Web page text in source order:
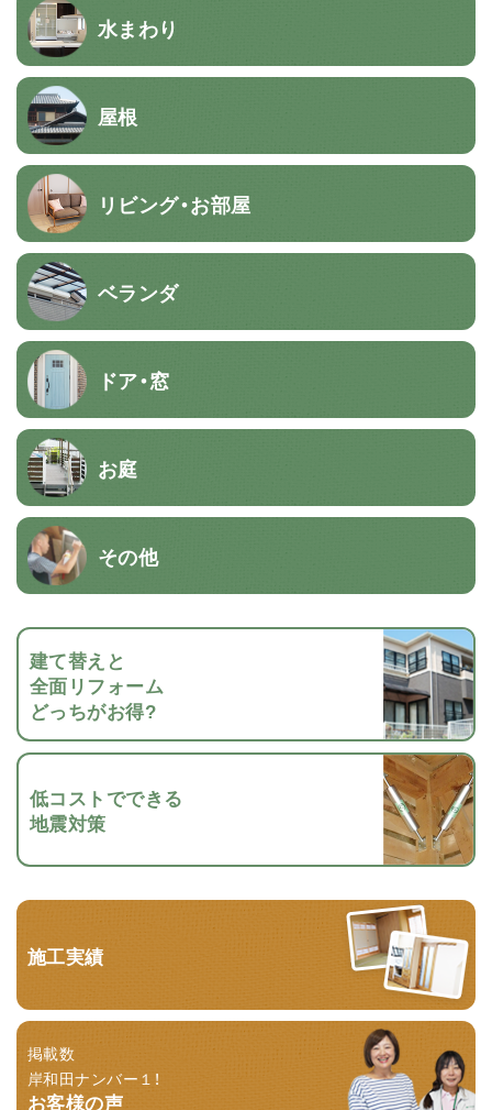
水まわり
屋根
リビング・お部屋
ベランダ
ドア・窓
お庭
その他
建て替えと
全面リフォーム
どっちがお得?
低コストでできる
地震対策
施工実績
掲載数
岸和田ナンバー１！
お客様の声